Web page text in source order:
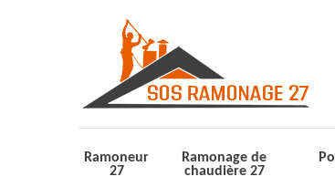
Ramoneur
27
Ramonage de
chaudière 27